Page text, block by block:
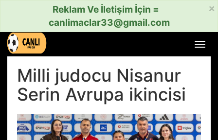
×
Reklam Ve İletişim İçin =
canlimaclar33@gmail.com
aç
Milli judocu Nisanur
Serin Avrupa ikincisi